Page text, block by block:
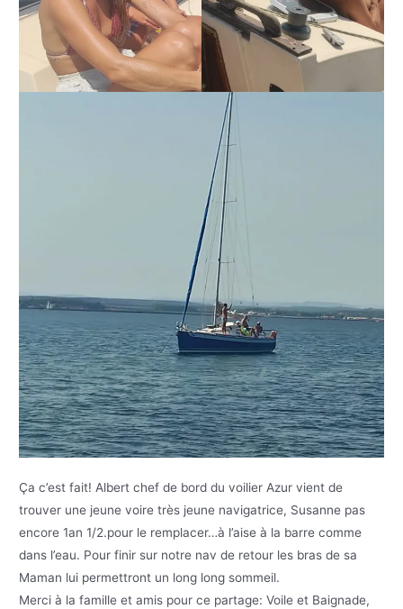
Ça c’est fait! Albert chef de bord du voilier Azur vient de
trouver une jeune voire très jeune navigatrice, Susanne pas
encore 1an 1/2.pour le remplacer…à l’aise à la barre comme
dans l’eau. Pour finir sur notre nav de retour les bras de sa
Maman lui permettront un long long sommeil.
Merci à la famille et amis pour ce partage: Voile et Baignade,